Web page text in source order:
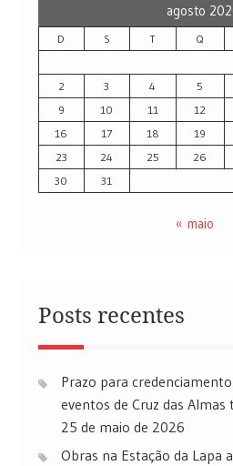
agosto
D S T Q
2
3 4 5
9
10 11 12
16
17 18 19
23
24 25 26
30
31
« maio
Posts recentes
Prazo para
eventos de Cruz das
25 de maio de 2026
Obras na Estação da Lapa